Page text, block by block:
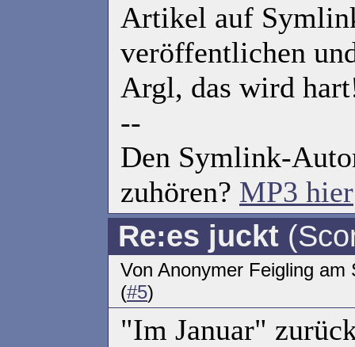
Artikel auf
veröffentlichen
Argl, das wird
--
Den Symlink-
zuhören? MP3 hier
Re:es juckt
Von Anonymer Feigling
(#5)
"Im Januar"